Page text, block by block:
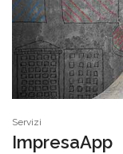
Servizi
ImpresaApp